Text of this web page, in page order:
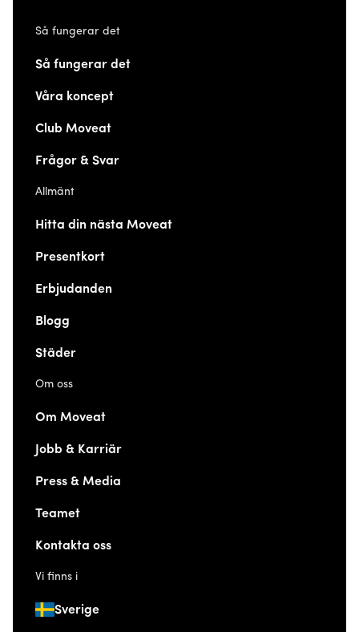
Så fungerar det
Så fungerar det
Våra koncept
Club Moveat
Frågor & Svar
Allmänt
Hitta din nästa Moveat
Presentkort
Erbjudanden
Blogg
Städer
Om oss
Om Moveat
Jobb & Karriär
Press & Media
Teamet
Kontakta oss
Vi finns i
Sverige